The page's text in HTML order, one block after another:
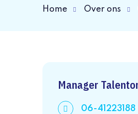
Home Over ons
Manager
06-41223188